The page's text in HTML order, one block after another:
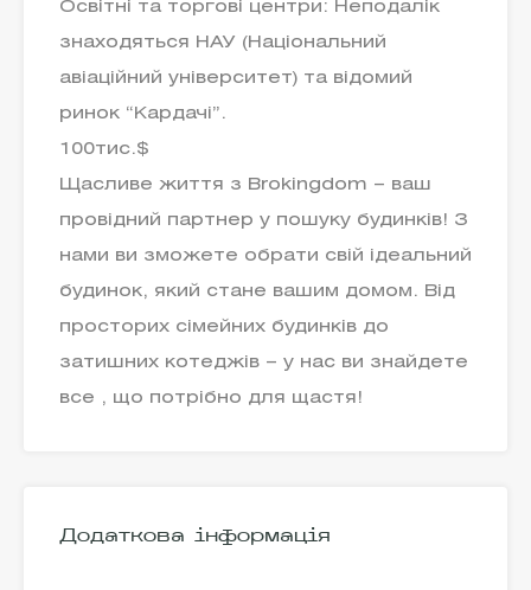
Освітні та торгові центри: Неподалік
знаходяться НАУ (Національний
авіаційний університет) та відомий
ринок “Кардачі”.
100тис.$
Щасливе життя з Brokingdom – ваш
провідний партнер у пошуку будинків! З
нами ви зможете обрати свій ідеальний
будинок, який стане вашим домом. Від
просторих сімейних будинків до
затишних котеджів – у нас ви знайдете
все , що потрібно для щастя!
Додаткова інформація